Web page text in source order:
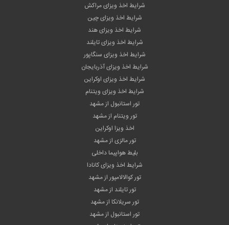
شرایط اخذ ویزای مراکش
شرایط اخذ ویزای چین
شرایط اخذ ویزای هند
شرایط اخذ ویزای تایلند
شرایط اخذ ویزای سنگاپور
شرایط اخذ ویزای آذربایجان
شرایط اخذ ویزای اوکراین
شرایط اخذ ویزای ویتنام
تور استانبول از مشهد
تور ویتنام از مشهد
اخذ ویزا اوکراین
تور مالزی از مشهد
بلیط هواپیما داخلی
شرایط اخذ ویزای کانادا
تور کوالالامپور از مشهد
تور تایلند از مشهد
تور سریلانکا از مشهد
تور استانبول از مشهد